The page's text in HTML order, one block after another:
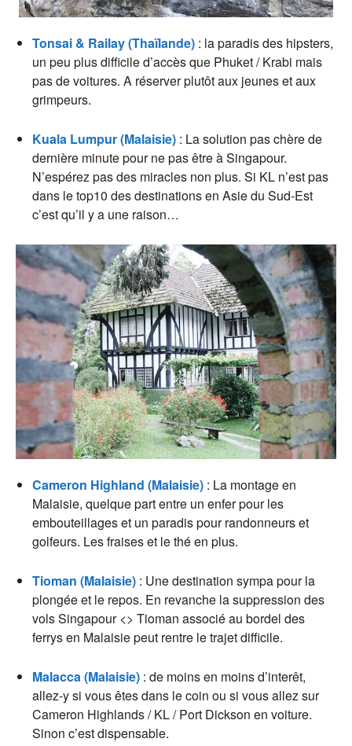
Tonsai & Railay (Thaïlande) : la paradis des hipsters,
un peu plus difficile d’accès que Phuket / Krabi mais
pas de voitures. A réserver plutôt aux jeunes et aux
grimpeurs.
Kuala Lumpur (Malaisie) : La solution pas chère de
dernière minute pour ne pas être à Singapour.
N’espérez pas des miracles non plus. Si KL n’est pas
dans le top10 des destinations en Asie du Sud-Est
c’est qu’il y a une raison…
Cameron Highland (Malaisie) : La montage en
Malaisie, quelque part entre un enfer pour les
embouteillages et un paradis pour randonneurs et
golfeurs. Les fraises et le thé en plus.
Tioman (Malaisie) : Une destination sympa pour la
plongée et le repos. En revanche la suppression des
vols Singapour <> Tioman associé au bordel des
ferrys en Malaisie peut rentre le trajet difficile.
Malacca (Malaisie) : de moins en moins d’interêt,
allez-y si vous êtes dans le coin ou si vous allez sur
Cameron Highlands / KL / Port Dickson en voiture.
Sinon c’est dispensable.